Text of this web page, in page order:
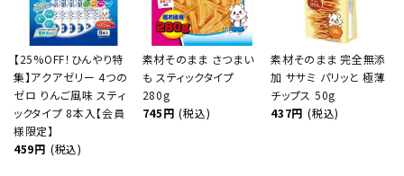
【25%OFF！ひんやり特
集】アクアゼリー 4つの
ゼロ りんご風味 スティ
ックタイプ 8本入【会員
様限定】
459円 (税込)
素材そのまま さつまい
も スティックタイプ
280g
745円 (税込)
素材そのまま 完全無添
加 ササミ パリッと 極薄
チップス 50g
437円 (税込)